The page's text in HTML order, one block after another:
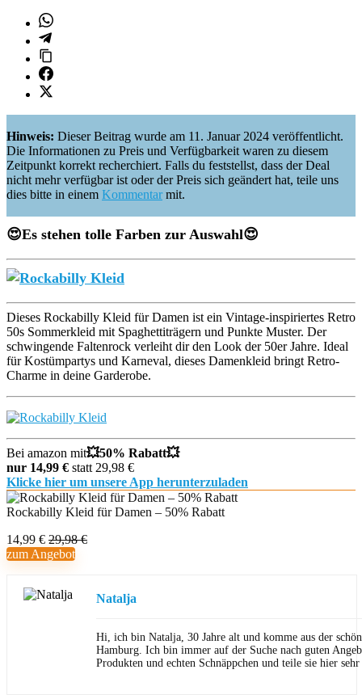
Hinweis: Dieser Beitrag wurde am 11. Januar 2024 veröffentlicht.
Die Informationen zu Preis und Verfügbarkeit waren zu diesem
Zeitpunkt korrekt recherchiert. Falls du feststellst, dass der Deal
nicht mehr verfügbar ist oder der Preis sich geändert hat, teile uns
dies bitte in einem Kommentarmit.
😍Es stehen tolle Farben zur Auswahl😍
Dieses Rockabilly Kleid für Damen ist ein Vintage-inspiriertes Retro
50s Sommerkleid mit Spaghettiträgern und Punkte Muster. Der
schwingende Faltenrock verleiht dir den Look der 50er Jahre. Ideal
für Kostümpartys und Karneval, dieses Damenkleid bringt Retro-
Charme in deine Garderobe.
Bei amazon mit💥50% Rabatt💥
nur 14,99 € statt 29,98 €
Klicke hier um unsere App herunterzuladen
Rockabilly Kleid für Damen – 50% Rabatt
14,99 € 29,98 €
zum Angebot
Natalja
Hi, ich bin Natalja, 30 Jahre alt und komme aus der
Hamburg. Ich bin immer auf der Suche nach guten
Produkten und echten Schnäppchen und teile sie hier